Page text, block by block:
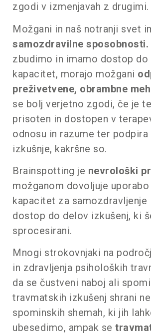
zgodi v izmenjavah z drugimi.
Možgani in naš notranji svet
samozdravilne sposobnosti.
zbudimo in imamo dostop do
kapacitet, morajo možgani o
preživetvene, obrambne
se bolj verjetno zgodi, če je
prisoten in dostopen v
odnosu in razume ter
izkušnje, kakršne so.
Brainspotting je nevrološki
možganom dovoljuje
kapacitet za samozdravljenje
dostop do delov izkušenj, ki
sprocesirani.
Mnogi strokovnjaki na
in zdravljenja psiholoških
da se čustveni naboj ali
travmatskih izkušenj shrani
spominskih shemah, ki jih
ubesedimo, ampak se